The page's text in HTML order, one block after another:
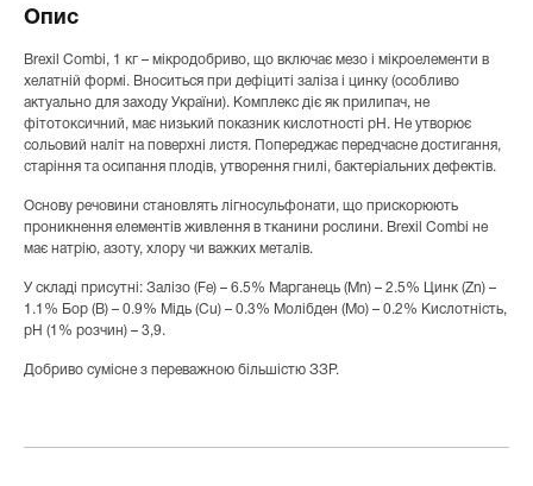
Опис
Brexil Combi, 1 кг – мікродобриво, що включає мезо і мікроелементи в
хелатній формі. Вноситься при дефіциті заліза і цинку (особливо
актуально для заходу України). Комплекс діє як прилипач, не
фітотоксичний, має низький показник кислотності рН. Не утворює
сольовий наліт на поверхні листя. Попереджає передчасне достигання,
старіння та осипання плодів, утворення гнилі, бактеріальних дефектів.
Основу речовини становлять лігносульфонати, що прискорюють
проникнення елементів живлення в тканини рослини. Brexil Combi не
має натрію, азоту, хлору чи важких металів.
У складі присутні: Залізо (Fe) – 6.5% Марганець (Mn) – 2.5% Цинк (Zn) –
1.1% Бор (B) – 0.9% Мідь (Cu) – 0.3% Молібден (Mo) – 0.2% Кислотність,
рН (1% розчин) – 3,9.
Добриво сумісне з переважною більшістю ЗЗР.